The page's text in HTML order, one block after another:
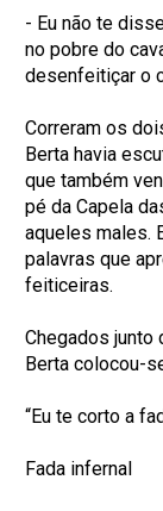
- Eu não te
no pobre do
desenfeitiçar o
Correram os
Berta havia
que também
pé da Capela
aqueles males.
palavras que
feiticeiras.
Chegados junto
Berta colocou-
“Eu te corto a
Fada infernal